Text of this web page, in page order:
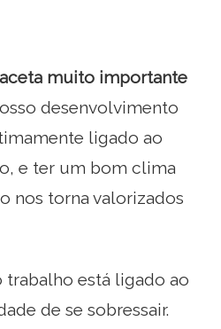
muito importante
desenvolvimento
ligado ao
e ter um bom clima
nos torna valorizados
está ligado ao
de se sobressair.